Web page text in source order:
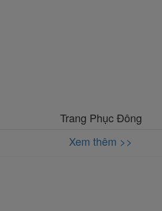
Trang Phục Đông
Xem thêm >>